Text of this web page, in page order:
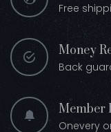
Free
Money
Back
Member
Onevery